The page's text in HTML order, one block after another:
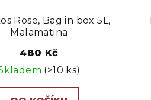
Rose, Bag in box 5L,
Malamatina
480 Kč
(>10 ks)